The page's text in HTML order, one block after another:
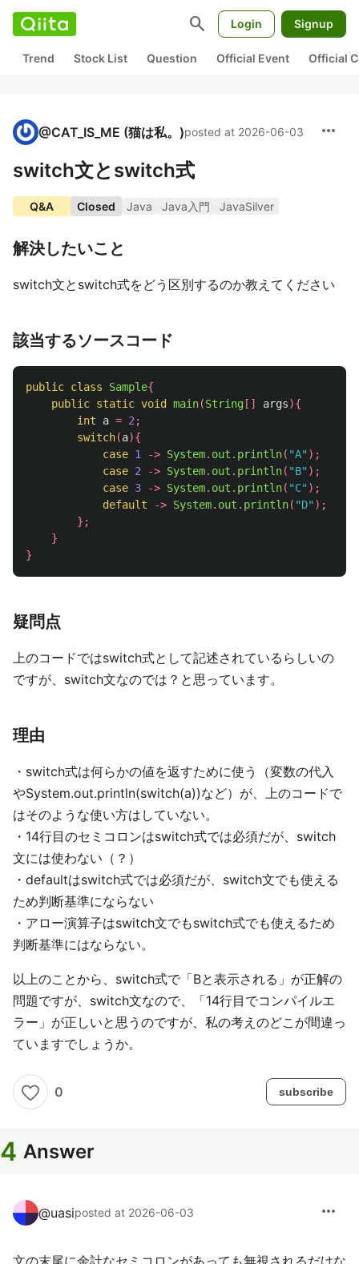
search Login Signup
Trend Stock List Question Official Event Official
@CAT_IS_ME (猫は私。)posted at 2026-06-03 more_horiz
switch文とswitch式
Q&A Closed Java Java入門 JavaSilver
解決したいこと
switch文とswitch式をどう区別するのか教えてください
該当するソースコード
public class Sample{
public static void main(String [] args){
int
a = 2 ;
switch(a){
case 1 -> System. out . println( "A" );
case 2 -> System. out . println( "B" );
case 3 -> System. out . println( "C" );
default
-> System. out . println( "D" );
};
}
}
疑問点
上のコードではswitch式として記述されているらしいの
ですが、switch文なのでは？と思っています。
理由
・switch式は何らかの値を返すために使う（変数の代入
やSystem.out.println(switch(a))など）が、上のコードで
はそのような使い方はしていない。
・14行目のセミコロンはswitch式では必須だが、switch
文には使わない（？）
・defaultはswitch式では必須だが、switch文でも使える
ため判断基準にならない
・アロー演算子はswitch文でもswitch式でも使えるため
判断基準にはならない。
以上のことから、switch式で「Bと表示される」が正解の
問題ですが、switch文なので、「14行目でコンパイルエ
ラー」が正しいと思うのですが、私の考えのどこが間違っ
ていますでしょうか。
0 subscribe
4 Answer
@uasiposted at 2026-06-03 more_horiz
文の末尾に余計なセミコロンがあっても無視されるだけな